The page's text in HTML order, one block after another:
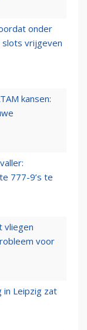
onder
slots vrijgeven
kansen:
777-9’s te
vliegen
voor
in Leipzig zat